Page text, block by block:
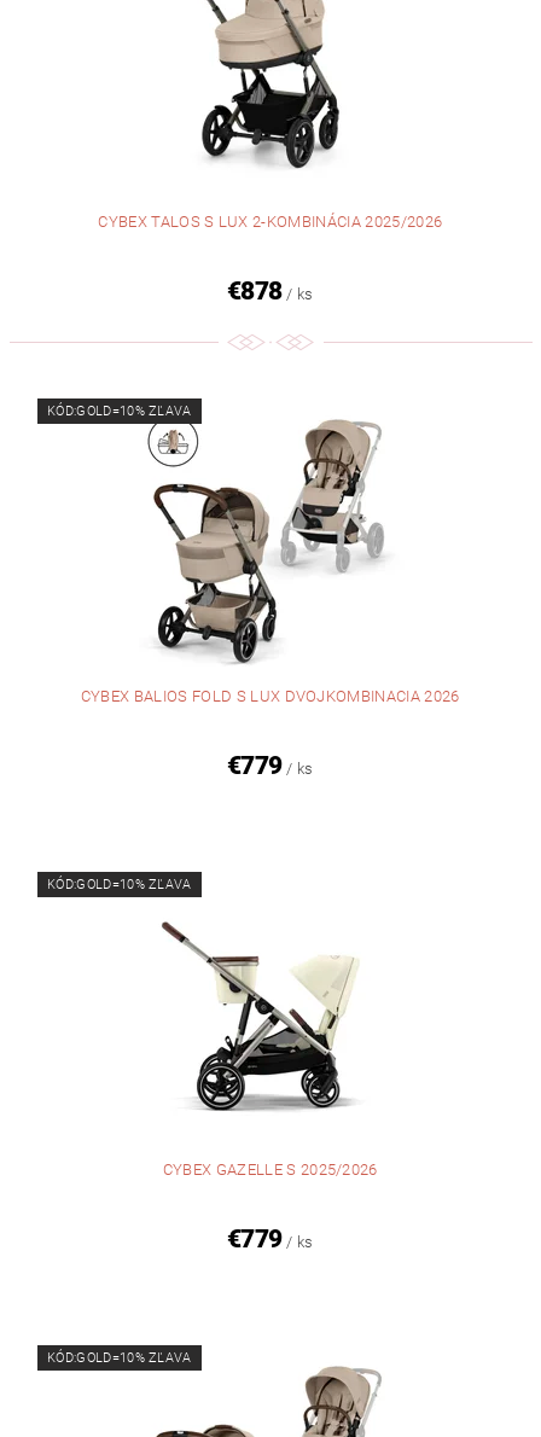
CYBEX TALOS S LUX 2-KOMBINÁCIA 2025/2026
€878 / ks
KÓD:GOLD=10% ZĽAVA
CYBEX BALIOS FOLD S LUX DVOJKOMBINACIA 2026
€779 / ks
KÓD:GOLD=10% ZĽAVA
CYBEX GAZELLE S 2025/2026
€779 / ks
KÓD:GOLD=10% ZĽAVA